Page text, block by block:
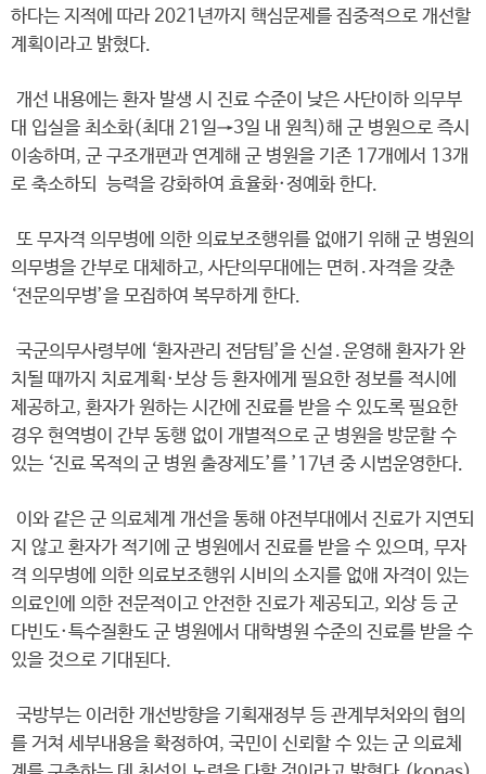
하다는 지적에 따라 2021년까지 핵심문제를 집중적으로 개선할
계획이라고 밝혔다.
개선 내용에는 환자 발생 시 진료 수준이 낮은 사단이하 의무부
대 입실을 최소화(최대 21일→3일 내 원칙)해 군 병원으로 즉시
이송하며, 군 구조개편과 연계해 군 병원을 기존 17개에서 13개
로 축소하되 능력을 강화하여 효율화·정예화 한다.
또 무자격 의무병에 의한 의료보조행위를 없애기 위해 군 병원의
의무병을 간부로 대체하고, 사단의무대에는 면허․자격을 갖춘
‘전문의무병’을 모집하여 복무하게 한다.
국군의무사령부에 ‘환자관리 전담팀’을 신설․운영해 환자가 완
치될 때까지 치료계획·보상 등 환자에게 필요한 정보를 적시에
제공하고, 환자가 원하는 시간에 진료를 받을 수 있도록 필요한
경우 현역병이 간부 동행 없이 개별적으로 군 병원을 방문할 수
있는 ‘진료 목적의 군 병원 출장제도’를 ’17년 중 시범운영한다.
이와 같은 군 의료체계 개선을 통해 야전부대에서 진료가 지연되
지 않고 환자가 적기에 군 병원에서 진료를 받을 수 있으며, 무자
격 의무병에 의한 의료보조행위 시비의 소지를 없애 자격이 있는
의료인에 의한 전문적이고 안전한 진료가 제공되고, 외상 등 군
다빈도·특수질환도 군 병원에서 대학병원 수준의 진료를 받을 수
있을 것으로 기대된다.
국방부는 이러한 개선방향을 기획재정부 등 관계부처와의 협의
를 거쳐 세부내용을 확정하여, 국민이 신뢰할 수 있는 군 의료체